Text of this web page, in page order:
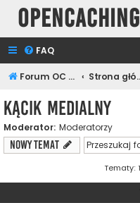
FAQ
Forum OC PL
Kącik Medialny
Moderator: Moderatorzy
NOWY TEMAT
Tematy: